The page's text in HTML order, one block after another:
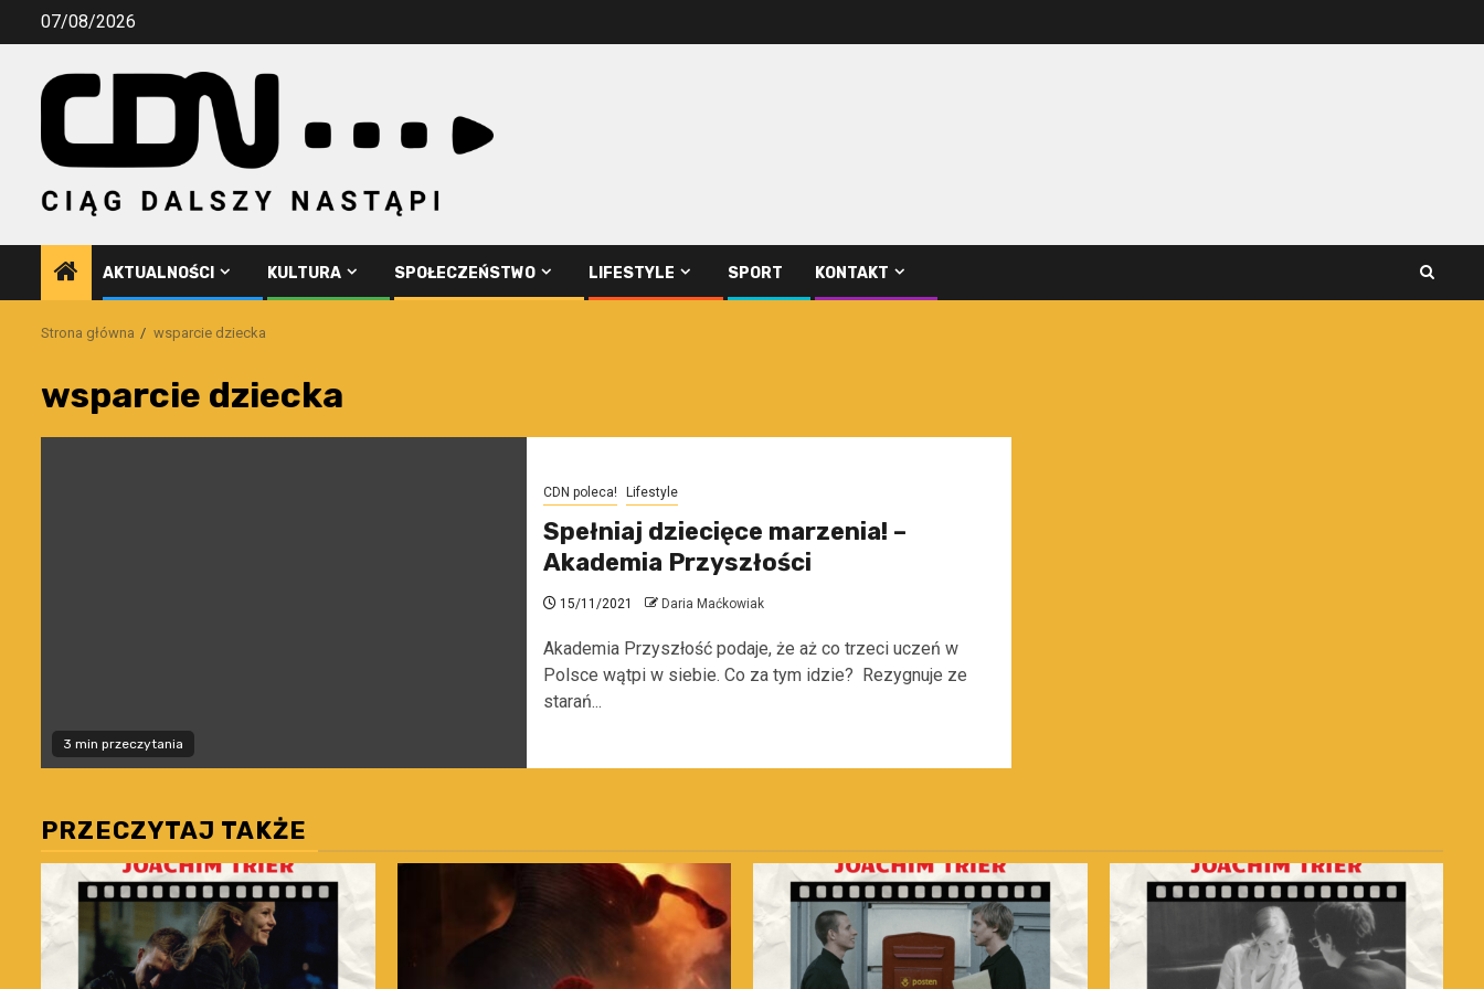
Przejdź07/08/2026
AKTUALNOŚCI KULTURA SPOŁECZEŃSTWO LIFESTYLE SPORT KONTAKT
Strona główna wsparcie dziecka
wsparcie dziecka
3 min przeczytania
CDN poleca! Lifestyle
Spełniaj dziecięce marzenia! –
Akademia Przyszłości
15/11/2021 Daria Maćkowiak
Akademia Przyszłość podaje, że aż co trzeci uczeń w
Polsce wątpi w siebie. Co za tym idzie? Rezygnuje ze
starań...
PRZECZYTAJ TAKŻE